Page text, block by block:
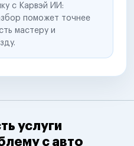
с Карвэй ИИ:
поможет точнее
мастеру и
услуги
с авто